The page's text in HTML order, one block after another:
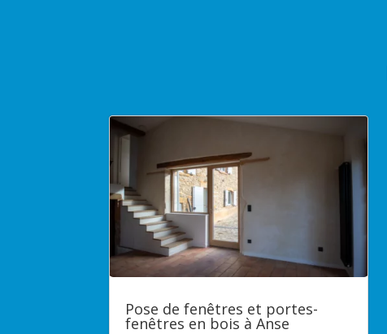
Pose de fenêtres et portes-
fenêtres en bois à Anse